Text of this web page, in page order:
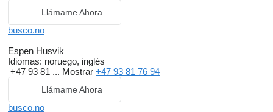
Llámame Ahora
busco.no
Espen Husvik
Idiomas: noruego, inglés
+47 93 81 ... Mostrar +47 93 81 76 94
Llámame Ahora
busco.no